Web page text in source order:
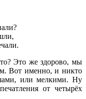
Это же здорово, мы
Вот именно, и никто
или мелкими. Ну
от четырёх